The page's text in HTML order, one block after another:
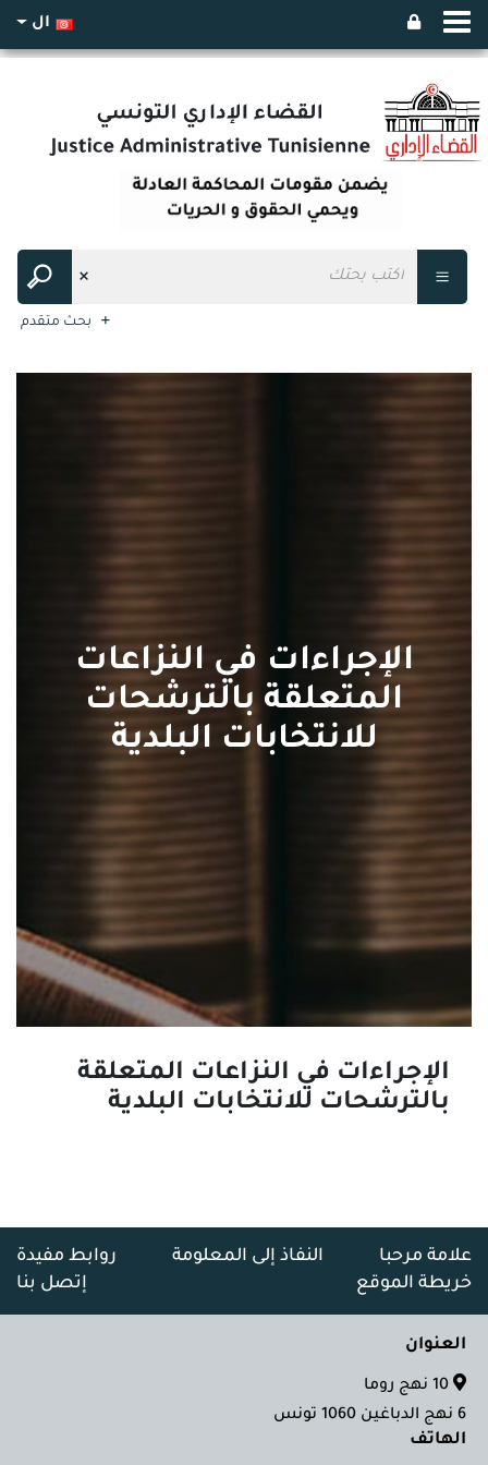
ال
بحث متقدم
الإجراءات في النزاعات
المتعلقة بالترشحات
للانتخابات البلدية
الإجراءات في النزاعات المتعلقة
بالترشحات للانتخابات البلدية
علامة مرحبا النفاذ إلى المعلومة
روابط مفيدة
خريطة الموقع
إتصل بنا
العنوان
6 نهج الدباغين 1060 تونس
الهاتف